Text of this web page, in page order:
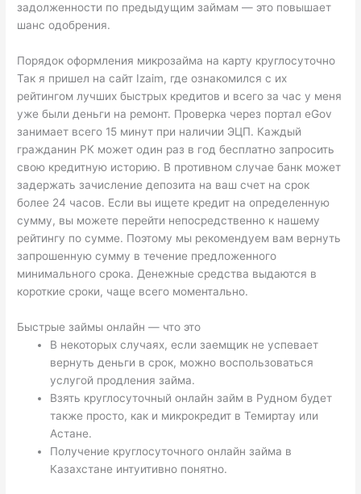
задолженности по предыдущим займам — это повышает
шанс одобрения.
Порядок оформления микрозайма на карту круглосуточно
Так я пришел на сайт Izaim, где ознакомился с их
рейтингом лучших быстрых кредитов и всего за час у меня
уже были деньги на ремонт. Проверка через портал eGov
занимает всего 15 минут при наличии ЭЦП. Каждый
гражданин РК может один раз в год бесплатно запросить
свою кредитную историю. В противном случае банк может
задержать зачисление депозита на ваш счет на срок
более 24 часов. Если вы ищете кредит на определенную
сумму, вы можете перейти непосредственно к нашему
рейтингу по сумме. Поэтому мы рекомендуем вам вернуть
запрошенную сумму в течение предложенного
минимального срока. Денежные средства выдаются в
короткие сроки, чаще всего моментально.
Быстрые займы онлайн — что это
В некоторых случаях, если заемщик не успевает
вернуть деньги в срок, можно воспользоваться
услугой продления займа.
Взять круглосуточный онлайн займ в Рудном будет
также просто, как и микрокредит в Темиртау или
Астане.
Получение круглосуточного онлайн займа в
Казахстане интуитивно понятно.